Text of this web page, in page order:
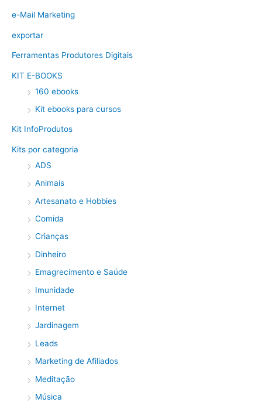
e-Mail Marketing
exportar
Ferramentas Produtores Digitais
KIT E-BOOKS
160 ebooks
Kit ebooks para cursos
Kit InfoProdutos
Kits por categoria
ADS
Animais
Artesanato e Hobbies
Comida
Crianças
Dinheiro
Emagrecimento e Saúde
Imunidade
Internet
Jardinagem
Leads
Marketing de Afiliados
Meditação
Música